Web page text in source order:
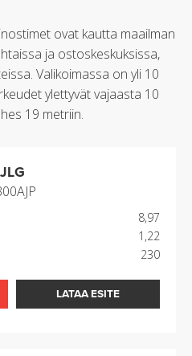
ovat kautta maailman
ja ostoskeskuksissa,
Valikoimassa on yli 10
ylettyvät vajaasta 10
19 metriin.
JLG
8,97
1,22
230
LATAA ESITE